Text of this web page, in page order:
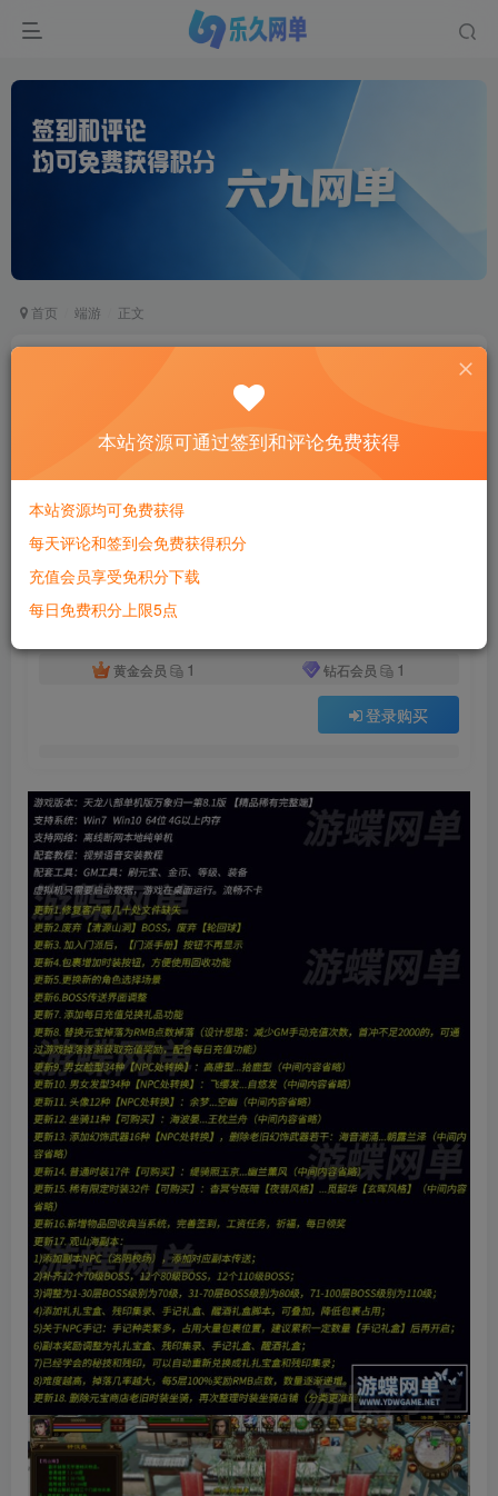
首页 端游 正文
六九网单2021天龙八部单机年度版万象归一8.1无
六九网单
2个月前更新
关注
1 3198 716
此内容为付费资源，请付费后查看
黄金会员
1 钻石会员 1
登录购买
付费资源
本站资源可通过签到和评论免费获得
本站资源均可免费获得
每天评论和签到会免费获得积分
充值会员享受免积分下载
每日免费积分上限5点